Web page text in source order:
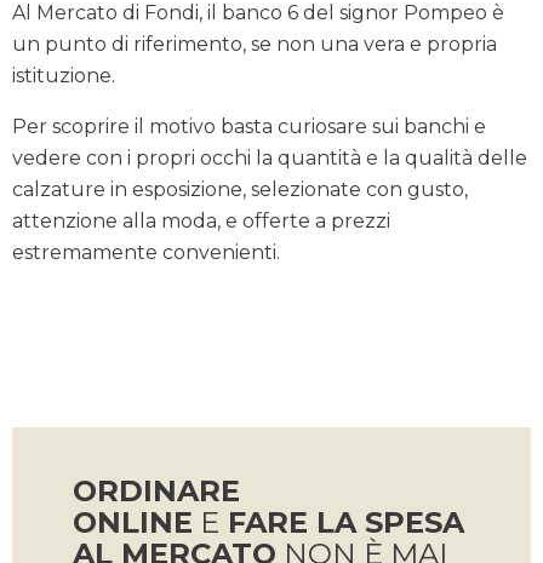
Al Mercato di Fondi, il banco 6 del signor Pompeo è
un punto di riferimento, se non una vera e propria
istituzione.
Per scoprire il motivo basta curiosare sui banchi e
vedere con i propri occhi la quantità e la qualità delle
calzature in esposizione, selezionate con gusto,
attenzione alla moda, e offerte a prezzi
estremamente convenienti.
ORDINARE
ONLINE E FARE LA SPESA
AL MERCATO NON È MAI